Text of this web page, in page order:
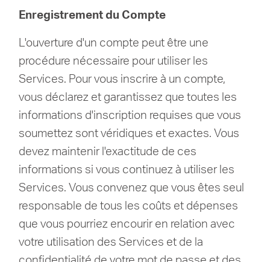
Enregistrement du Compte
L'ouverture d'un compte peut être une
procédure nécessaire pour utiliser les
Services. Pour vous inscrire à un compte,
vous déclarez et garantissez que toutes les
informations d'inscription requises que vous
soumettez sont véridiques et exactes.Vous
devez maintenir l'exactitude de ces
informations si vous continuez à utiliser les
Services.Vous convenez que vous êtes seul
responsable de tous les coûts et dépenses
que vous pourriez encourir en relation avec
votre utilisation des Services et de la